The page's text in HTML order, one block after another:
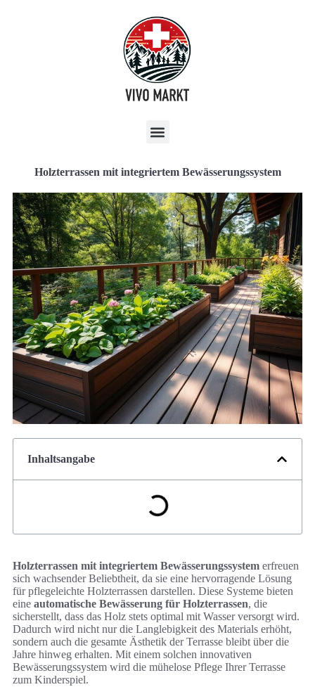
Holzterrassen mit integriertem Bewässerungssystem
Inhaltsangabe
Holzterrassen mit integriertem Bewässerungssystem erfreuen
sich wachsender Beliebtheit, da sie eine hervorragende Lösung
für pflegeleichte Holzterrassen darstellen. Diese Systeme bieten
eine automatische Bewässerung für Holzterrassen, die
sicherstellt, dass das Holz stets optimal mit Wasser versorgt wird.
Dadurch wird nicht nur die Langlebigkeit des Materials erhöht,
sondern auch die gesamte Ästhetik der Terrasse bleibt über die
Jahre hinweg erhalten. Mit einem solchen innovativen
Bewässerungssystem wird die mühelose Pflege Ihrer Terrasse
zum Kinderspiel.